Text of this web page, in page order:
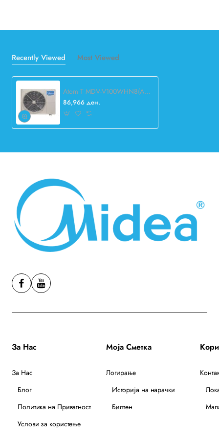
Recently Viewed Most Viewed
Atom T MDV-V100WHN8(At) VRF
86,966 ден.
За Нас
За Нас
Блог
Политика на Приватност
Услови за користење
Моја Сметка
Логирање
Историја на нарачки
Билтен